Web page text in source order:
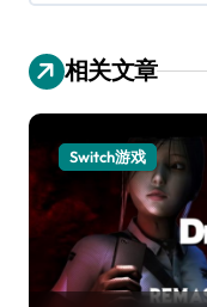
相关文章
Switch游戏